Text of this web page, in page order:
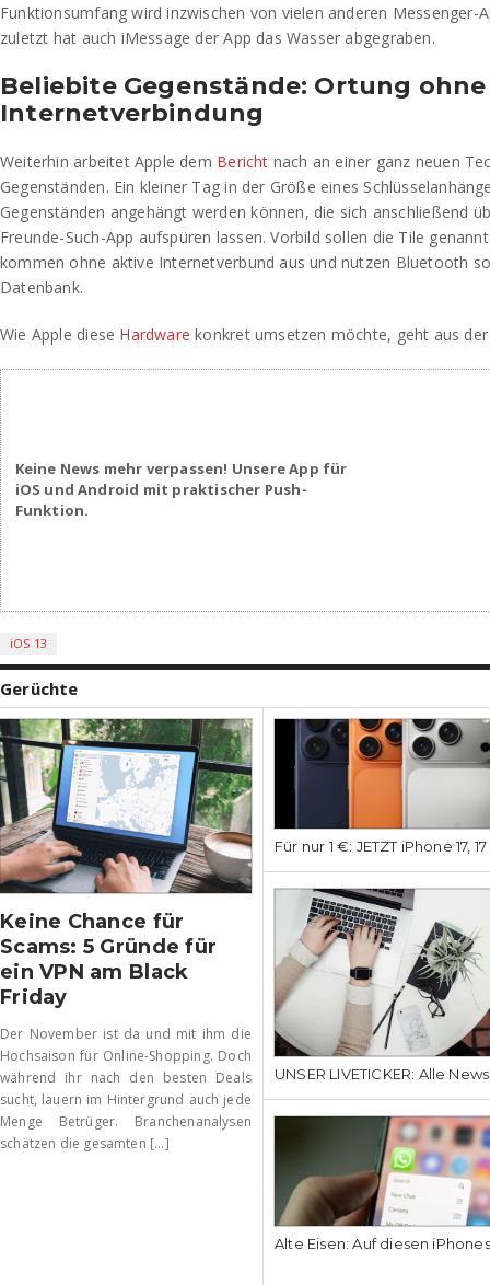
Funktionsumfang wird inzwischen von vielen anderen Messenger-
zuletzt hat auch iMessage der App das Wasser abgegraben.
Beliebite Gegenstände: Ortung ohne
Internetverbindung
Weiterhin arbeitet Apple dem Bericht nach an einer ganz neuen
Gegenständen. Ein kleiner Tag in der Größe eines
Gegenständen angehängt werden können, die sich anschließend
Freunde-Such-App aufspüren lassen. Vorbild sollen die Tile
kommen ohne aktive Internetverbund aus und nutzen Bluetooth
Datenbank.
Wie Apple diese Hardware konkret umsetzen möchte, geht aus
Keine News mehr verpassen! Unsere App für
iOS und Android mit praktischer Push-
Funktion.
iOS 13
Gerüchte
Keine Chance für
Scams: 5 Gründe für
ein VPN am Black
Friday
Der November ist da und mit ihm die
Hochsaison für Online-Shopping. Doch
während ihr nach den besten Deals
sucht, lauern im Hintergrund auch jede
Menge Betrüger. Branchenanalysen
schätzen die gesamten [...]
Für nur 1 €: JETZT iPhone 17,
UNSER LIVETICKER: Alle
Alte Eisen: Auf diesen